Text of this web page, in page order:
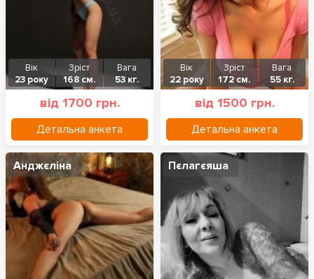
Вік
23 року
Зріст
168 см.
Вага
53 кг.
від 1700 грн.
Детальна анкета
Вік
22 року
Зріст
172 см.
Вага
55 кг.
від 1500 грн.
Детальна анкета
Анджєліна Пєлагєяша